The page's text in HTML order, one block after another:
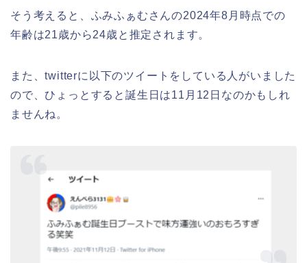
そう考えると、ふみふぁむさんの2024年8月時点での
年齢は21歳から24歳と推定されます。
また、twitterに以下のツイートをしている人がいました
ので、ひょっとすると誕生日は11月12日なのかもしれ
ませんね。